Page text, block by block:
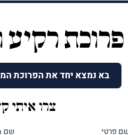
פרוכת רקיע
בא נמצא יחד את הפרוכת
צרו איתי